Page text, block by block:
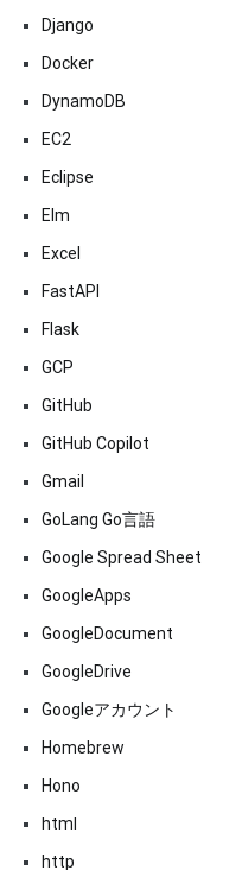
Django
Docker
DynamoDB
EC2
Eclipse
Elm
Excel
FastAPI
Flask
GCP
GitHub
GitHub Copilot
Gmail
GoLang Go言語
Google Spread Sheet
GoogleApps
GoogleDocument
GoogleDrive
Googleアカウント
Homebrew
Hono
html
http